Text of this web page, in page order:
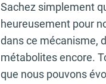
Sachez simplement
heureusement pour
dans ce mécanisme,
métabolites encore.
que nous pouvons